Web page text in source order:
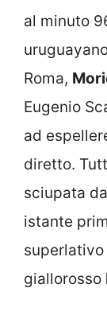
al minuto
Roma,
Eugenio
ad
diretto.
sciupata
istante
giallorosso